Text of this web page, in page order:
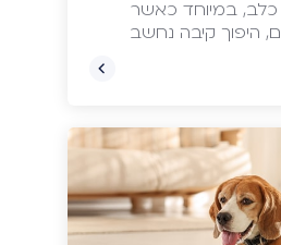
במיוחד כאשר
היפוך קיבה נחשב